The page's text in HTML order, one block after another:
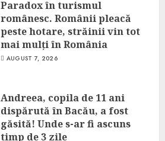
Paradox în turismul
românesc. Românii pleacă
peste hotare, străinii vin tot
mai mulți în România
AUGUST 7, 2026
Andreea, copila de 11 ani
dispărută în Bacău, a fost
găsită! Unde s-ar fi ascuns
timp de 3 zile